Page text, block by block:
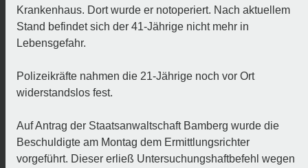
Krankenhaus. Dort wurde er notoperiert. Nach aktuellem
Stand befindet sich der 41-Jährige nicht mehr in
Lebensgefahr.
Polizeikräfte nahmen die 21-Jährige noch vor Ort
widerstandslos fest.
Auf Antrag der Staatsanwaltschaft Bamberg wurde die
Beschuldigte am Montag dem Ermittlungsrichter
vorgeführt. Dieser erließ Untersuchungshaftbefehl wegen